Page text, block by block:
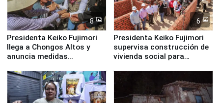
8
Presidenta Keiko Fujimori
llega a Chongos Altos y
anuncia medidas
educación, salud y empleo
6
Presidenta Keiko Fujimori
supervisa construcción de
vivienda social para